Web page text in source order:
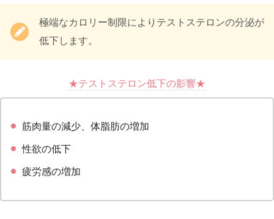
極端なカロリー制限によりテストステロンの分泌が
低下します。
★テストステロン低下の影響★
筋肉量の減少、体脂肪の増加
性欲の低下
疲労感の増加